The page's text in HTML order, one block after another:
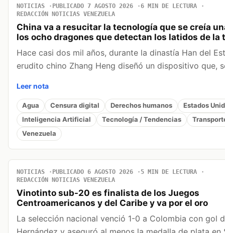
NOTICIAS PUBLICADO 7 AGOSTO 2026
6 MIN DE LECTURA
REDACCIÓN NOTICIAS VENEZUELA
China va a resucitar la tecnología que se creía
los ocho dragones que detectan los latidos de la
Hace casi dos mil años, durante la dinastía Han del
erudito chino Zhang Heng diseñó un dispositivo que,
Leer nota
Agua Censura digital Derechos humanos
Estados
Inteligencia Artificial
Tecnología / Tendencias
Venezuela
NOTICIAS PUBLICADO 6 AGOSTO 2026
5 MIN DE LECTURA
REDACCIÓN NOTICIAS VENEZUELA
Vinotinto sub-20 es finalista de los Juegos
Centroamericanos y del Caribe y va por el oro
La selección nacional venció 1-0 a Colombia con gol